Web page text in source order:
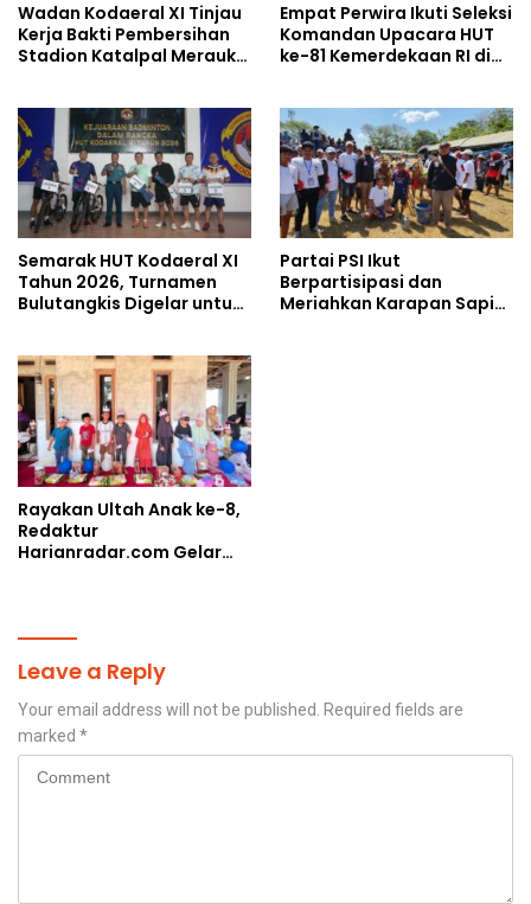
Wadan Kodaeral XI Tinjau
Kerja Bakti Pembersihan
Stadion Katalpal Merauke,
Empat Perwira Ikuti Seleksi
Komandan Upacara HUT
ke-81 Kemerdekaan RI di
Semarak HUT Kodaeral XI
Tahun 2026, Turnamen
Bulutangkis Digelar untuk
Prajurit
Partai PSI Ikut
Berpartisipasi dan
Meriahkan Karapan Sapi
Rayakan Ultah Anak ke-8,
Redaktur
Harianradar.com Gelar
Leave a Reply
Your email address will not be published.
Required fields are
marked *